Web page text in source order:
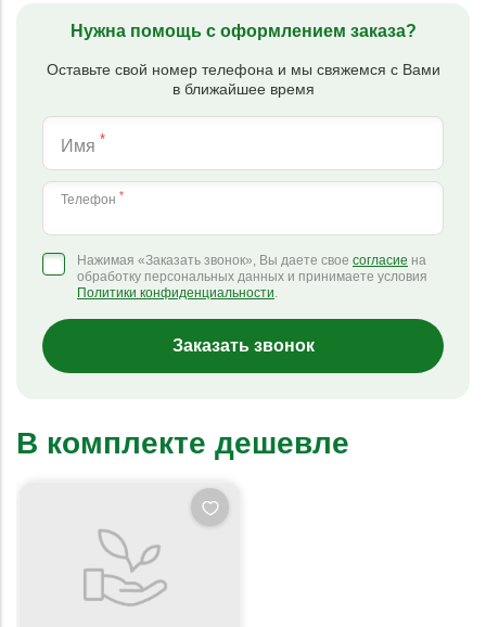
Нужна помощь с оформлением заказа?
Оставьте свой номер телефона и мы свяжемся с Вами
в ближайшее время
Имя *
Телефон *
Нажимая «Заказать звонок», Вы даете свое согласие на
обработку персональных данных и принимаете условия
Политики конфиденциальности.
Заказать звонок
В комплекте дешевле